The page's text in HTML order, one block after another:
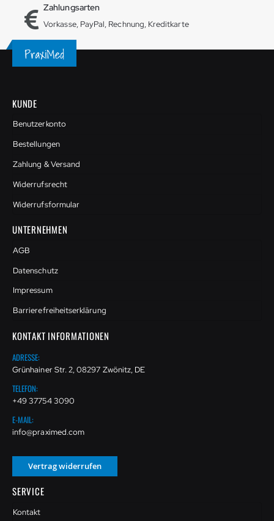
Zahlungsarten
Vorkasse, PayPal, Rechnung, Kreditkarte
KUNDE
Benutzerkonto
Bestellungen
Zahlung & Versand
Widerrufsrecht
Widerrufsformular
UNTERNEHMEN
AGB
Datenschutz
Impressum
Barrierefreiheitserklärung
KONTAKT INFORMATIONEN
ADRESSE:
Grünhainer Str. 2, 08297 Zwönitz, DE
TELEFON:
+49 37754 3090
E-MAIL:
info@praximed.com
Vertrag widerrufen
SERVICE
Kontakt